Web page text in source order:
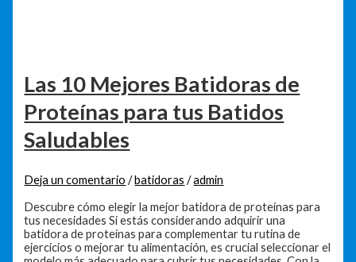
Las 10 Mejores Batidoras de
Proteínas para tus Batidos
Saludables
Deja un comentario /batidoras /admin
Descubre cómo elegir la mejor batidora de proteínas para
tus necesidades Si estás considerando adquirir una
batidora de proteínas para complementar tu rutina de
ejercicios o mejorar tu alimentación, es crucial seleccionar el